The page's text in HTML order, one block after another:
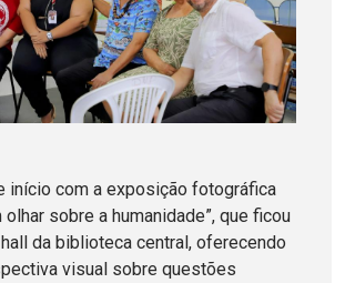
início com a exposição fotográfica
olhar sobre a humanidade”, que ficou
da biblioteca central, oferecendo
visual sobre questões